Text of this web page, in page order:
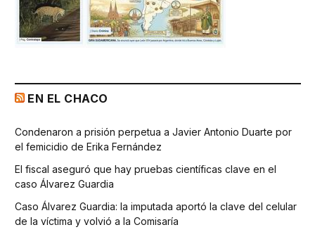
EN EL CHACO
Condenaron a prisión perpetua a Javier Antonio Duarte por
el femicidio de Erika Fernández
El fiscal aseguró que hay pruebas científicas clave en el
caso Álvarez Guardia
Caso Álvarez Guardia: la imputada aportó la clave del celular
de la víctima y volvió a la Comisaría